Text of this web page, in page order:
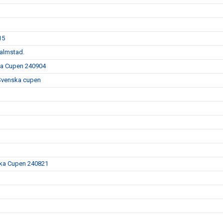
Cupen 240904
cupen
Cupen 240821